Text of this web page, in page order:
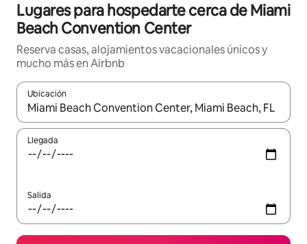
Lugares para hospedarte cerca de Miami
Beach Convention Center
Reserva casas, alojamientos vacacionales únicos y
mucho más en Airbnb
Ubicación
Cuando los resultados estén disponibles, podrás navegar
Llegada
Salida